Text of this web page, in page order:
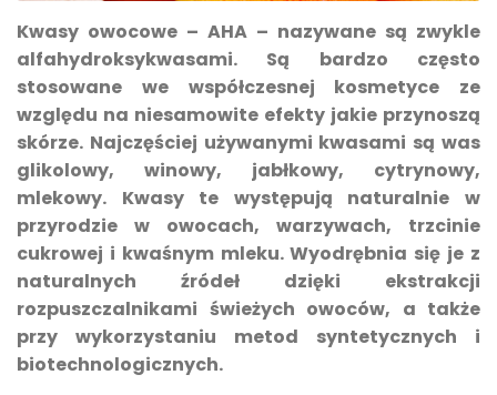
Kwasy owocowe – AHA – nazywane są zwykle
alfahydroksykwasami. Są bardzo często
stosowane we współczesnej kosmetyce ze
względu na niesamowite efekty jakie przynoszą
skórze. Najczęściej używanymi kwasami są was
glikolowy, winowy, jabłkowy, cytrynowy,
mlekowy. Kwasy te występują naturalnie w
przyrodzie w owocach, warzywach, trzcinie
cukrowej i kwaśnym mleku. Wyodrębnia się je z
naturalnych źródeł dzięki ekstrakcji
rozpuszczalnikami świeżych owoców, a także
przy wykorzystaniu metod syntetycznych i
biotechnologicznych.